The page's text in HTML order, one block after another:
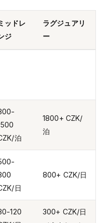
ッドレ
ジ
ラグジュアリ
ー
泊
1800+ CZK/
泊
日
800+ CZK/日
120
300+ CZK/日